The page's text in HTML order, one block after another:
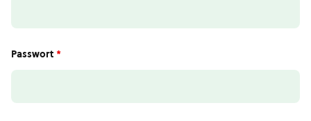
Passwort *